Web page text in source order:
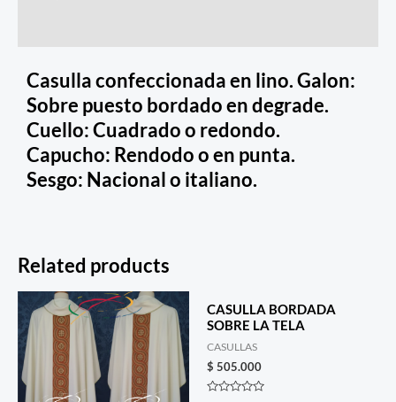
Casulla confeccionada en lino. Galon:
Sobre puesto bordado en degrade.
Cuello: Cuadrado o redondo.
Capucho: Rendodo o en punta.
Sesgo: Nacional o italiano.
Related products
CASULLA BORDADA
SOBRE LA TELA
CASULLAS
$ 505.000